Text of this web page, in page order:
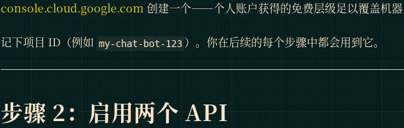
console.cloud.google.com 创建一个——个人账户获得的免费层级足以覆盖机
记下项目 ID（例如 my-chat-bot-123 ）。你在后续的每个步骤中都会用到它。
步骤 2：启用两个 API